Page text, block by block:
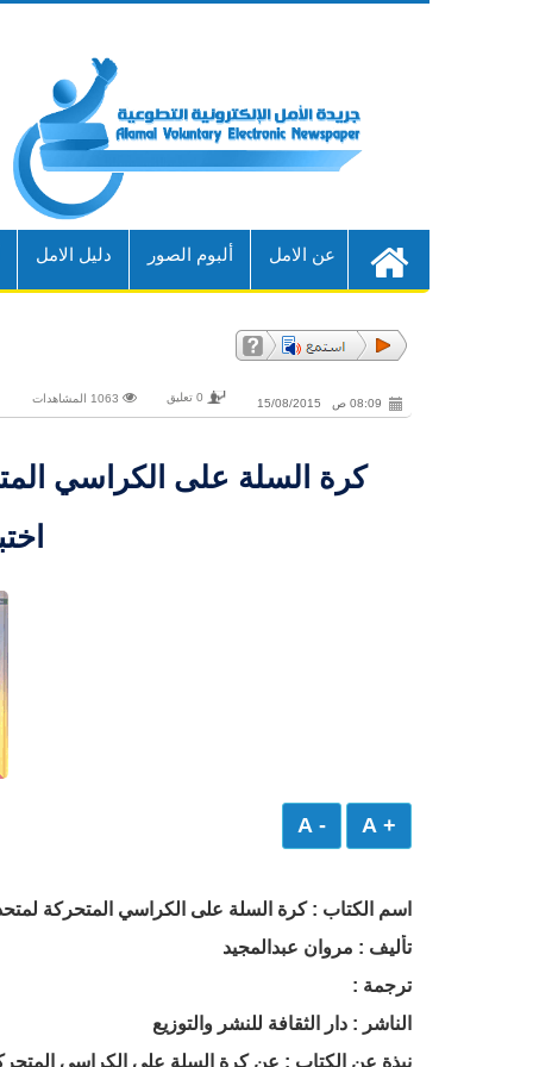
عن الامل ألبوم الصور دليل الامل
08:09 ص 15/08/2015 0 تعليق
كرة السلة على الكراسي
+ A
- A
اسم الكتاب : كرة السلة على الكراسي المتحركة
تأليف : مروان عبدالمجيد
ترجمة :
الناشر : دار الثقافة للنشر والتوزيع
نبذة عن الكتاب : عن كرة السلة على الكراسي